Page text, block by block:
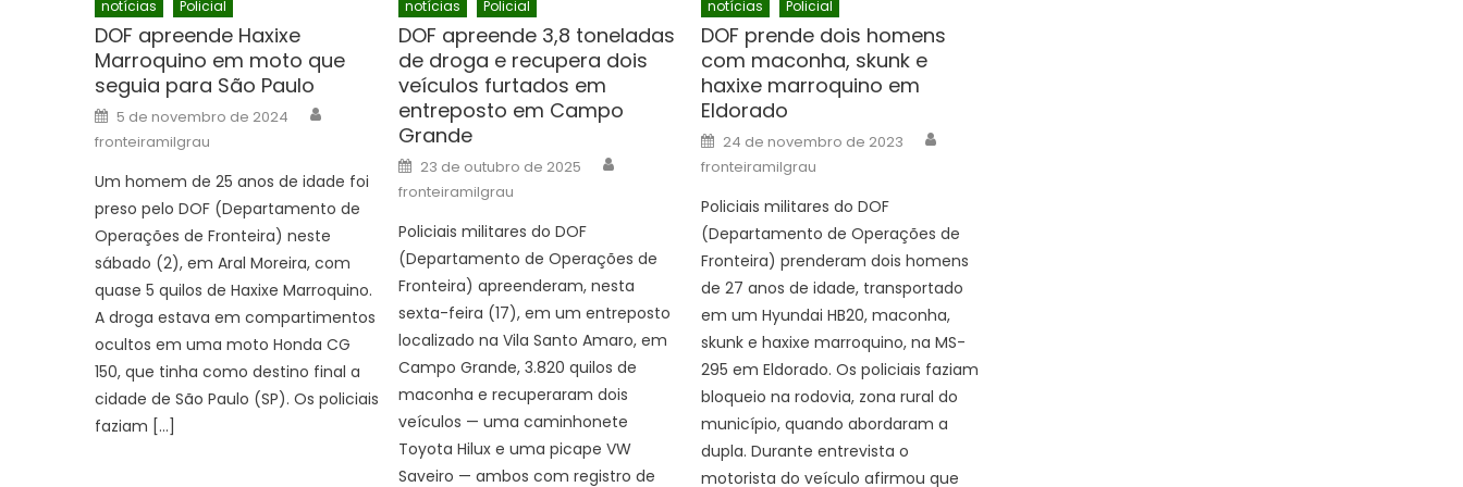
notícias Policial
DOF apreende Haxixe
Marroquino em moto que
seguia para São Paulo
Posted
on
5 de novembro de 2024
fronteiramilgrau
Um homem de 25 anos de idade foi
preso pelo DOF (Departamento de
Operações de Fronteira) neste
sábado (2), em Aral Moreira, com
quase 5 quilos de Haxixe Marroquino.
A droga estava em compartimentos
ocultos em uma moto Honda CG
150, que tinha como destino final a
cidade de São Paulo (SP). Os policiais
faziam […]
notícias Policial
DOF apreende 3,8 toneladas
de droga e recupera dois
veículos furtados em
entreposto em Campo
Grande
Posted
on
23 de outubro de 2025
fronteiramilgrau
Policiais militares do DOF
(Departamento de Operações de
Fronteira) apreenderam, nesta
sexta-feira (17), em um entreposto
localizado na Vila Santo Amaro, em
Campo Grande, 3.820 quilos de
maconha e recuperaram dois
veículos — uma caminhonete
Toyota Hilux e uma picape VW
Saveiro — ambos com registro de
notícias Policial
DOF prende dois homens
com maconha, skunk e
haxixe marroquino em
Eldorado
Posted
on
24 de novembro de 2023
fronteiramilgrau
Policiais militares do DOF
(Departamento de Operações de
Fronteira) prenderam dois homens
de 27 anos de idade, transportado
em um Hyundai HB20, maconha,
skunk e haxixe marroquino, na MS-
295 em Eldorado. Os policiais faziam
bloqueio na rodovia, zona rural do
município, quando abordaram a
dupla. Durante entrevista o
motorista do veículo afirmou que